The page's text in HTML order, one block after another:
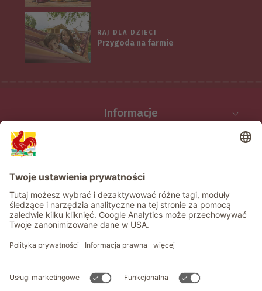
RAJ DLA DZIECI
Przygoda na farmie
Informacje
Prywatność
Newsletter